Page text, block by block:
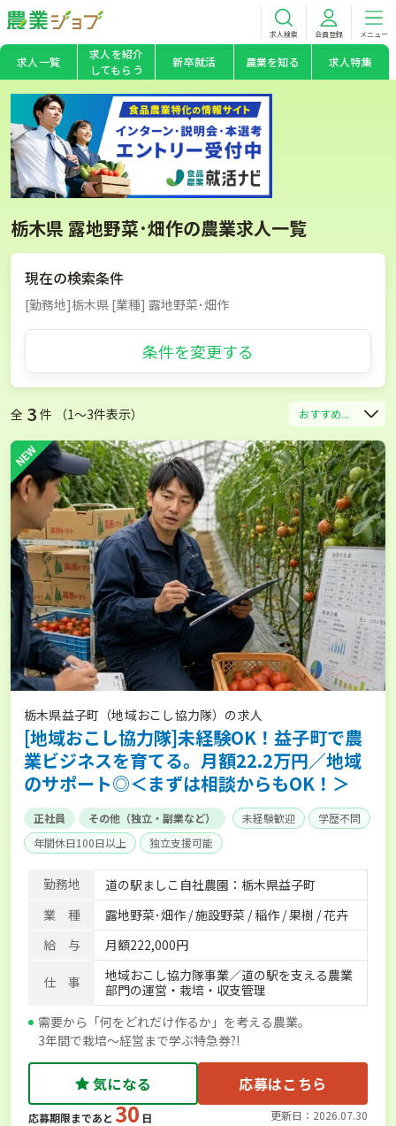
求人検索 会員登録 メニュー
求人一覧
求人を紹介
してもらう
新卒就活 農業を知る 求人特集
栃木県 露地野菜･畑作の農業求人一覧
現在の検索条件
[勤務地]栃木県 [業種] 露地野菜･畑作
条件を変更する
全 3 件 （1〜3件表示） おすすめ...
NEW
栃木県益子町（地域おこし協力隊）の求人
[地域おこし協力隊]未経験OK！益子町で農
業ビジネスを育てる。月額22.2万円／地域
のサポート◎＜まずは相談からもOK！＞
正社員 その他（独立・副業など） 未経験歓迎
学歴不問
年間休日100日以上
独立支援可能
勤務地
道の駅ましこ自社農園：栃木県益子町
業 種
露地野菜･畑作 / 施設野菜 / 稲作 / 果樹 / 花卉
給 与
月額222,000円
仕 事
地域おこし協力隊事業／道の駅を支える農業
部門の運営・栽培・収支管理
需要から「何をどれだけ作るか」を考える農業。
3年間で栽培～経営まで学ぶ特急券?!
気になる 応募はこちら
応募期限まであと 30 日 更新日：2026.07.30